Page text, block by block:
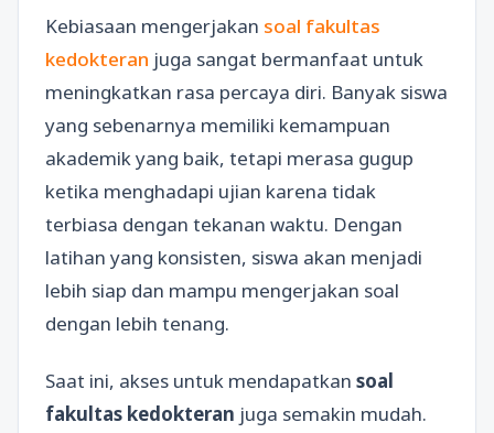
Kebiasaan mengerjakan soal fakultas
kedokteran juga sangat bermanfaat untuk
meningkatkan rasa percaya diri. Banyak siswa
yang sebenarnya memiliki kemampuan
akademik yang baik, tetapi merasa gugup
ketika menghadapi ujian karena tidak
terbiasa dengan tekanan waktu. Dengan
latihan yang konsisten, siswa akan menjadi
lebih siap dan mampu mengerjakan soal
dengan lebih tenang.
Saat ini, akses untuk mendapatkan soal
fakultas kedokteran juga semakin mudah.